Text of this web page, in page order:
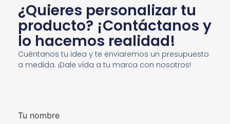
¿Quieres personalizar tu
producto? ¡Contáctanos y
lo hacemos realidad!
Cuéntanos tu idea y te enviaremos un presupuesto
a medida. ¡Dale vida a tu marca con nosotros!
Tu nombre